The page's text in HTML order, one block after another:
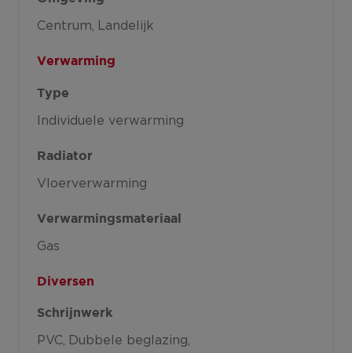
Centrum Landelijk
Verwarming
Type
Individuele verwarming
Radiator
Vloerverwarming
Verwarmingsmateriaal
Gas
Diversen
Schrijnwerk
PVC
Dubbele beglazing